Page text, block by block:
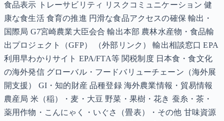
食品表示 トレーサビリティ リスクコミュニケーション 健
康な食生活 食育の推進 円滑な食品アクセスの確保 輸出・
国際局 G7宮崎農業大臣会合 輸出本部 農林水産物・食品輸
出プロジェクト（GFP） （外部リンク） 輸出相談窓口 EPA
利用早わかりサイト EPA/FTA等 関税制度 日本食・食文化
の海外発信 グローバル・フードバリューチェーン（海外展
開支援） GI・知的財産 品種登録 海外農業情報・貿易情報
農産局 米（稲）・麦・大豆 野菜・果樹・花き 蚕糸・茶・
薬用作物・こんにゃく・いぐさ（畳表）・その他 甘味資源